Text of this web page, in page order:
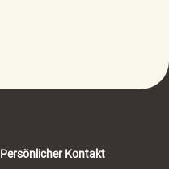
Persönlicher Kontakt